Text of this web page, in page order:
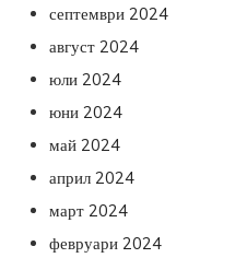
септември 2024
август 2024
юли 2024
юни 2024
май 2024
април 2024
март 2024
февруари 2024